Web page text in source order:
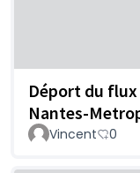
Déport du
Nantes-
Vincent 0